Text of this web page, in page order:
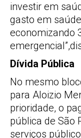
investir em
gasto em
economizando
Dívida Pública
No mesmo
para Aloizio
prioridade, o
pública de São
serviços